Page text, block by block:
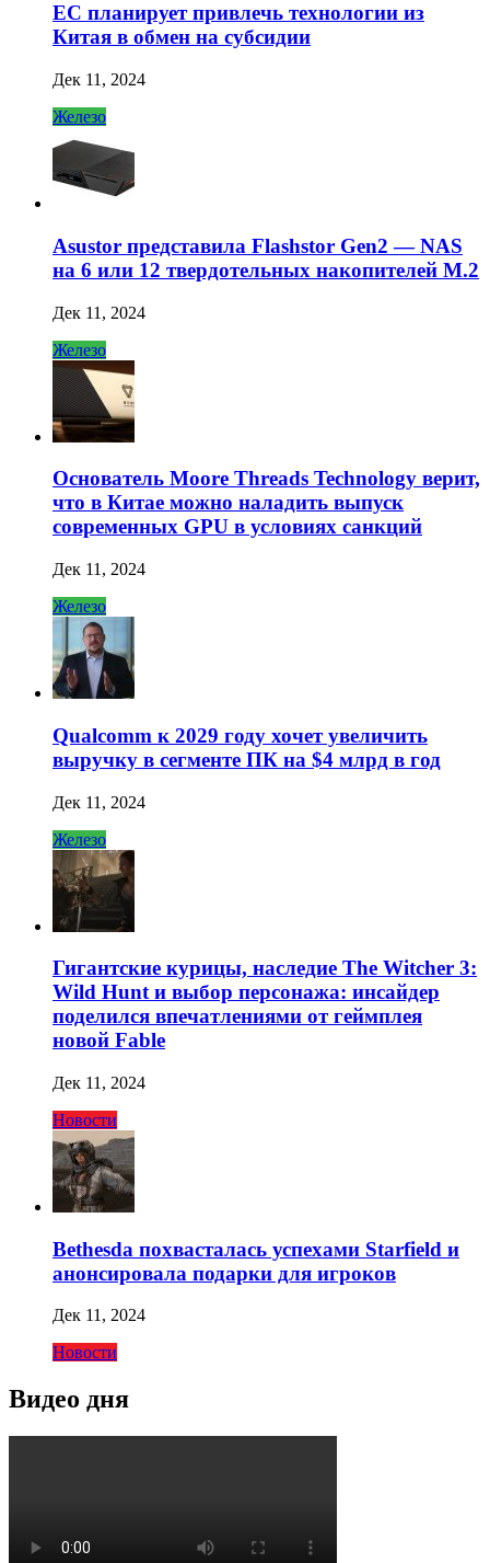
ЕС планирует привлечь технологии из
Китая в обмен на субсидии
Дек 11, 2024
Железо
Asustor представила Flashstor Gen2 — NAS
на 6 или 12 твердотельных накопителей M.2
Дек 11, 2024
Железо
Основатель Moore Threads Technology верит,
что в Китае можно наладить выпуск
современных GPU в условиях санкций
Дек 11, 2024
Железо
Qualcomm к 2029 году хочет увеличить
выручку в сегменте ПК на $4 млрд в год
Дек 11, 2024
Железо
Гигантские курицы, наследие The Witcher 3:
Wild Hunt и выбор персонажа: инсайдер
поделился впечатлениями от геймплея
новой Fable
Дек 11, 2024
Новости
Bethesda похвасталась успехами Starfield и
анонсировала подарки для игроков
Дек 11, 2024
Новости
Видео дня